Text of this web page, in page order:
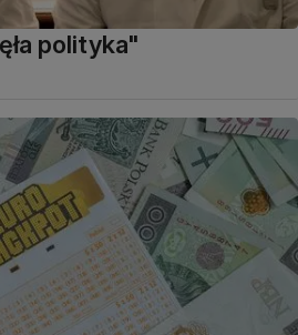
polityka"